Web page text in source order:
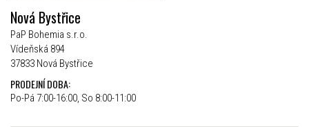
Nová Bystřice
PaP Bohemia s.r.o.
Vídeňská 894
37833 Nová Bystřice
PRODEJNÍ DOBA:
Po-Pá 7:00-16:00, So 8:00-11:00